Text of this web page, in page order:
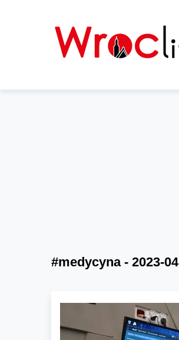
#medycyna - 2023-04